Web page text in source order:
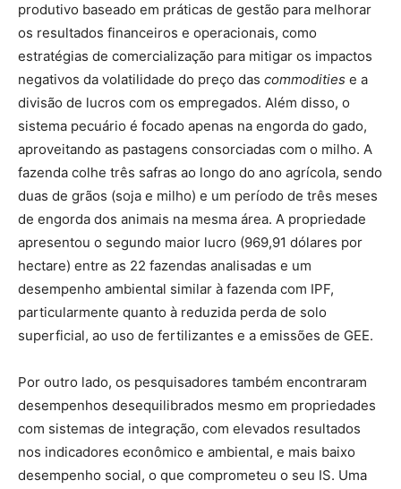
produtivo baseado em práticas de gestão para melhorar
os resultados financeiros e operacionais, como
estratégias de comercialização para mitigar os impactos
negativos da volatilidade do preço das commodities e a
divisão de lucros com os empregados. Além disso, o
sistema pecuário é focado apenas na engorda do gado,
aproveitando as pastagens consorciadas com o milho. A
fazenda colhe três safras ao longo do ano agrícola, sendo
duas de grãos (soja e milho) e um período de três meses
de engorda dos animais na mesma área. A propriedade
apresentou o segundo maior lucro (969,91 dólares por
hectare) entre as 22 fazendas analisadas e um
desempenho ambiental similar à fazenda com IPF,
particularmente quanto à reduzida perda de solo
superficial, ao uso de fertilizantes e a emissões de GEE.
Por outro lado, os pesquisadores também encontraram
desempenhos desequilibrados mesmo em propriedades
com sistemas de integração, com elevados resultados
nos indicadores econômico e ambiental, e mais baixo
desempenho social, o que comprometeu o seu IS. Uma